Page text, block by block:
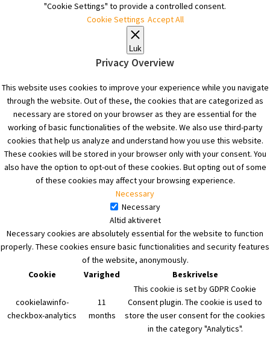
"Cookie Settings" to provide a controlled consent.
Cookie Settings Accept All
Luk
Privacy Overview
This website uses cookies to improve your experience while you navigate
through the website. Out of these, the cookies that are categorized as
necessary are stored on your browser as they are essential for the
working of basic functionalities of the website. We also use third-party
cookies that help us analyze and understand how you use this website.
These cookies will be stored in your browser only with your consent. You
also have the option to opt-out of these cookies. But opting out of some
of these cookies may affect your browsing experience.
Necessary
Necessary
Altid aktiveret
Necessary cookies are absolutely essential for the website to function
properly. These cookies ensure basic functionalities and security features
of the website, anonymously.
Cookie
Varighed Beskrivelse
cookielawinfo-
checkbox-analytics
11
months
This cookie is set by GDPR Cookie
Consent plugin. The cookie is used to
store the user consent for the cookies
in the category "Analytics".